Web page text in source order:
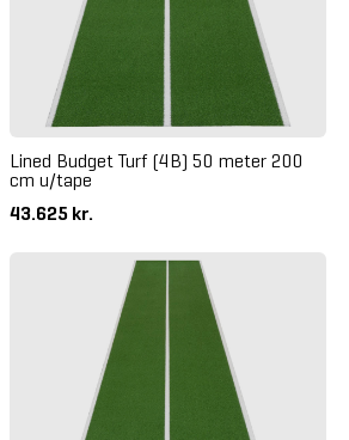
Lined Budget Turf (4B) 50 meter 200
cm u/tape
43.625 kr.